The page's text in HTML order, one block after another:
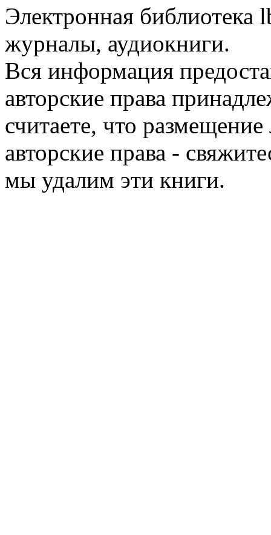
Электронная библиотека
журналы, аудиокниги.
Вся информация
авторские права
считаете, что
авторские права -
мы удалим эти книги.